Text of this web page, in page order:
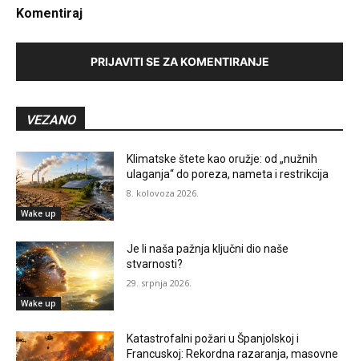
Komentiraj
PRIJAVITI SE ZA KOMENTIRANJE
VEZANO
Wake up
Klimatske štete kao oružje: od „nužnih
ulaganja“ do poreza, nameta i restrikcija
8. kolovoza 2026.
Wake up
Je li naša pažnja ključni dio naše
stvarnosti?
29. srpnja 2026.
Katastrofalni požari u Španjolskoj i
Francuskoj: Rekordna razaranja, masovne